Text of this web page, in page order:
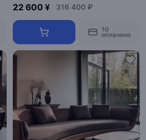
22 600 ¥ 316 400 ₽
10
оплачено